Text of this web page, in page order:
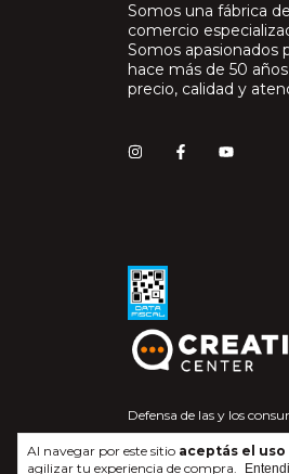
Al navegar por este sitio aceptás el
agilizar tu experiencia de compra.
Somos una fábrica
comercio
Somos apasionados
hace más de 50
precio, calidad y
Defensa de las y los